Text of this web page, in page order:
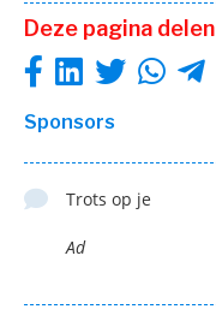
Deze pagina delen
Sponsors
Trots op je
Ad